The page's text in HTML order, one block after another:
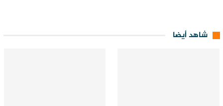
شاهد أيضا